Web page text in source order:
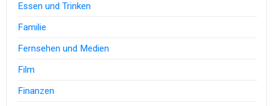
Essen und Trinken
Familie
Fernsehen und Medien
Film
Finanzen